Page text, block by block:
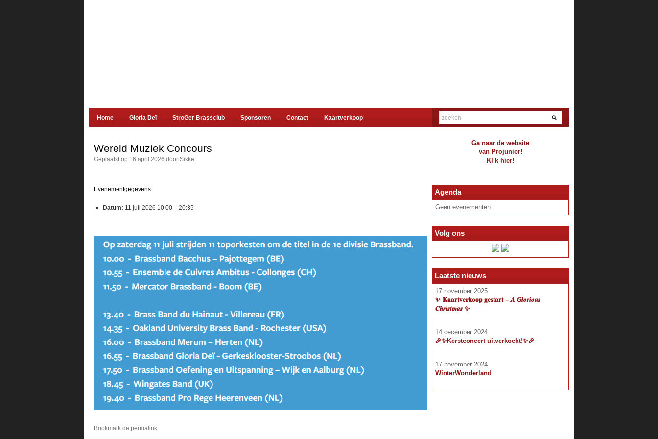
Home Gloria Deï StroGer Brassclub Sponsoren Contact Kaartverkoop
Wereld Muziek Concours
Geplaatst op 16 april 2026 door Sikke
Evenementgegevens
Datum: 11 juli 2026 10:00 – 20:35
Bookmark de permalink
Ga naar de website
van Projunior!
Klik hier!
Agenda
Geen evenementen
Volg ons
Laatste nieuws
17 november 2025
✨ 𝐊𝐚𝐚𝐫𝐭𝐯𝐞𝐫𝐤𝐨𝐨𝐩 𝐠𝐞𝐬𝐭𝐚𝐫𝐭 – 𝑨 𝑮𝒍𝒐𝒓𝒊𝒐𝒖𝒔
𝑪𝒉𝒓𝒊𝒔𝒕𝒎𝒂𝒔 ✨
14 december 2024
🎉✨Kerstconcert uitverkocht!✨🎉
17 november 2024
WinterWonderland